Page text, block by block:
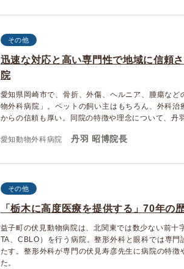
その他
迅速な対応と高い専門性で地域に信頼
院
愛知県岡崎市で、骨折、外傷、ヘルニア、腫瘍な
物外科病院」。ペットの飼い主はもちろん、外科
からの信頼も厚い。同院の特徴や理念について、丹
愛知動物外科病院 丹羽 昭博院長
その他
「栃木に高度医療を提供する」70年の
益子町の伏見動物病院は、北関東では数少ない前十
TA、CBLO）を行う病院。整形外科と眼科では専
たす。整形外科が専門の伏見寿彦先生に病院の特徴
た。